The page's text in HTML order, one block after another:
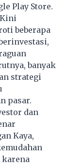
Play Store.
beberapa
banyak
strategi
pasar.
dan
Kaya,